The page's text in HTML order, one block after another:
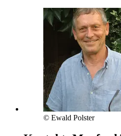
© Ewald Polster